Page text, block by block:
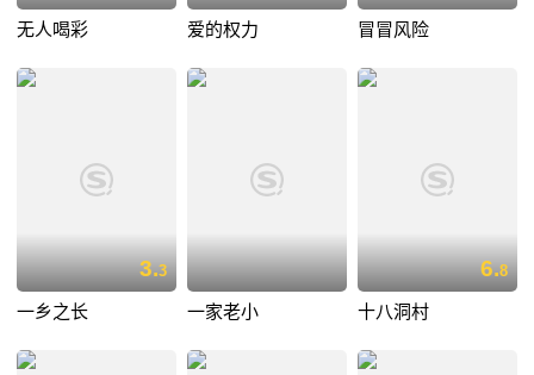
无人喝彩 爱的权力 冒冒风险
3.3
一乡之长 一家老小
6.8
十八洞村